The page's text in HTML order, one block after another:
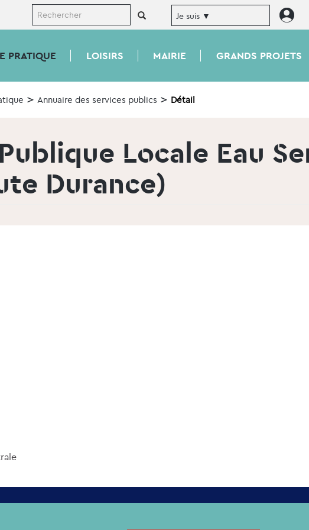
PRATIQUE LOISIRS MAIRIE GRANDS PROJETS
Annuaire des services publics Détail
Locale Eau
Durance)